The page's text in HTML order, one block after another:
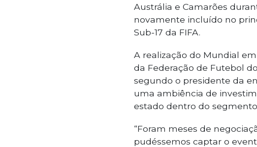
Austrália e Camarões
novamente incluído no
Sub-17 da FIFA.
A realização do Mundial
da Federação de Futebol
segundo o presidente da
uma ambiência de
estado dentro do
“Foram meses de
pudéssemos captar o